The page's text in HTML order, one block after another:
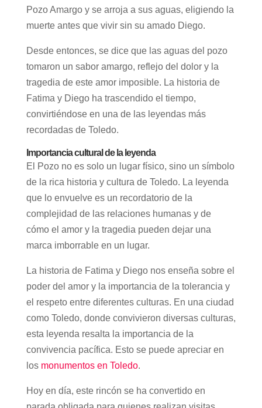
Pozo Amargo y se arroja a sus aguas, eligiendo la
muerte antes que vivir sin su amado Diego.
Desde entonces, se dice que las aguas del pozo
tomaron un sabor amargo, reflejo del dolor y la
tragedia de este amor imposible. La historia de
Fatima y Diego ha trascendido el tiempo,
convirtiéndose en una de las leyendas más
recordadas de Toledo.
Importancia cultural de la leyenda
El Pozo no es solo un lugar físico, sino un símbolo
de la rica historia y cultura de Toledo. La leyenda
que lo envuelve es un recordatorio de la
complejidad de las relaciones humanas y de
cómo el amor y la tragedia pueden dejar una
marca imborrable en un lugar.
La historia de Fatima y Diego nos enseña sobre el
poder del amor y la importancia de la tolerancia y
el respeto entre diferentes culturas. En una ciudad
como Toledo, donde convivieron diversas culturas,
esta leyenda resalta la importancia de la
convivencia pacífica. Esto se puede apreciar en
los monumentos en Toledo.
Hoy en día, este rincón se ha convertido en